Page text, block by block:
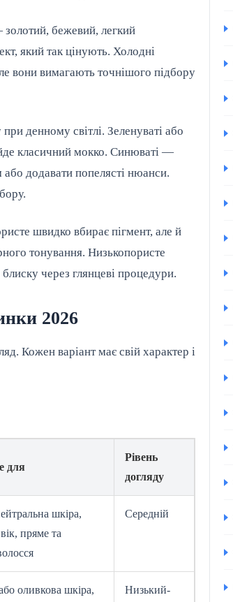
бежевий, легкий
який так цінують. Холодні
вони вимагають точнішого підбору
денному світлі. Зеленуваті або
класичний мокко. Синюваті —
додавати попелясті нюанси.
швидко вбирає пігмент, але й
тонування. Низькопористе
через глянцеві процедури.
2026
Кожен варіант має свій характер і
для
Рівень
догляду
шкіра,
пряме та
Середній
оливкова шкіра,
Низький-